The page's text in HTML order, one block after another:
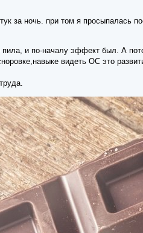
за ночь. при том я просыпалась
и по-началу эффект был. А
видеть ОС это